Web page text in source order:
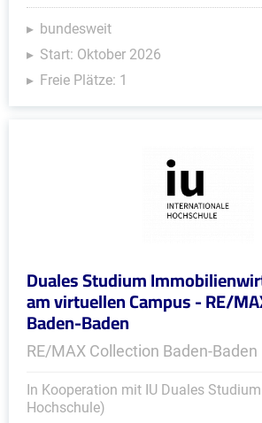
bundesweit
Start: Oktober 2026
Freie Plätze: 1
Duales Studium
am virtuellen Campus - RE/
Baden-Baden
RE/MAX Collection Baden-Baden
In Kooperation mit IU Duales
Hochschule)